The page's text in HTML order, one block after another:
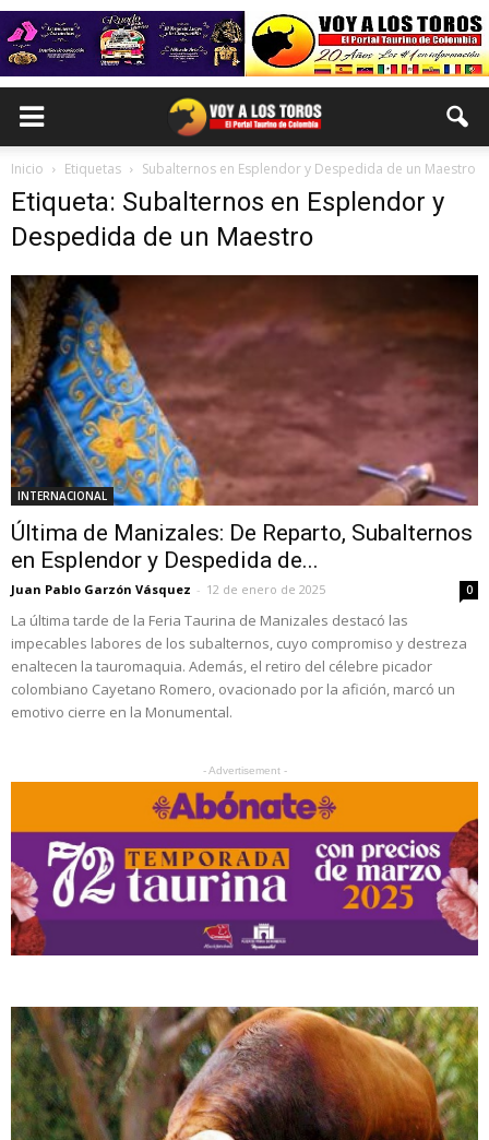
Inicio Etiquetas Subalternos en Esplendor y Despedida de un Maestro
Etiqueta: Subalternos en Esplendor y
Despedida de un Maestro
INTERNACIONAL
Última de Manizales: De Reparto, Subalternos
en Esplendor y Despedida de...
Juan Pablo Garzón Vásquez - 12 de enero de 2025 0
La última tarde de la Feria Taurina de Manizales destacó las
impecables labores de los subalternos, cuyo compromiso y destreza
enaltecen la tauromaquia. Además, el retiro del célebre picador
colombiano Cayetano Romero, ovacionado por la afición, marcó un
emotivo cierre en la Monumental.
- Advertisement -